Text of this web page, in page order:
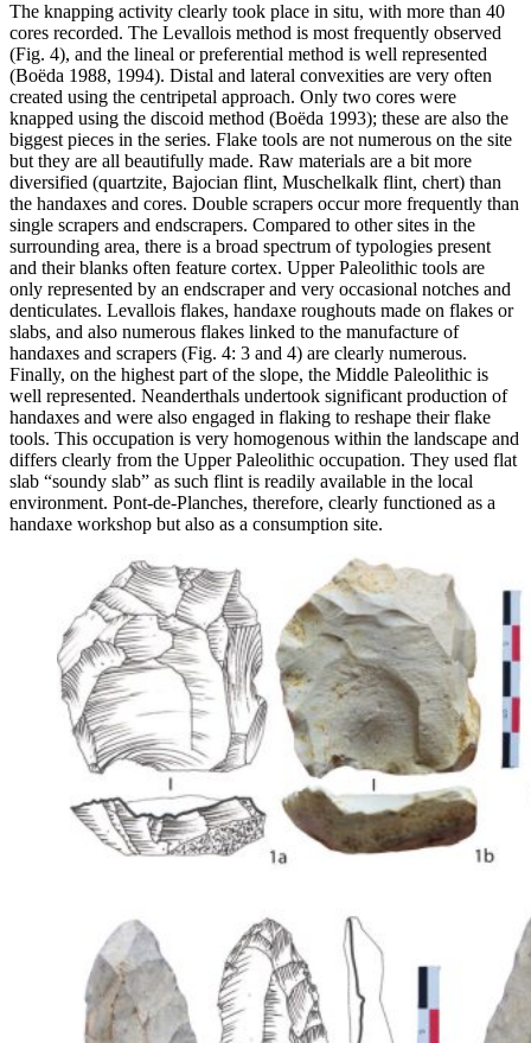
The knapping activity clearly took place in situ, with more than 40
cores recorded. The Levallois method is most frequently observed
(Fig. 4), and the lineal or preferential method is well represented
(Boëda 1988, 1994). Distal and lateral convexities are very often
created using the centripetal approach. Only two cores were
knapped using the discoid method (Boëda 1993); these are also the
biggest pieces in the series. Flake tools are not numerous on the site
but they are all beautifully made. Raw materials are a bit more
diversified (quartzite, Bajocian flint, Muschelkalk flint, chert) than
the handaxes and cores. Double scrapers occur more frequently than
single scrapers and endscrapers. Compared to other sites in the
surrounding area, there is a broad spectrum of typologies present
and their blanks often feature cortex. Upper Paleolithic tools are
only represented by an endscraper and very occasional notches and
denticulates. Levallois flakes, handaxe roughouts made on flakes or
slabs, and also numerous flakes linked to the manufacture of
handaxes and scrapers (Fig. 4: 3 and 4) are clearly numerous.
Finally, on the highest part of the slope, the Middle Paleolithic is
well represented. Neanderthals undertook significant production of
handaxes and were also engaged in flaking to reshape their flake
tools. This occupation is very homogenous within the landscape and
differs clearly from the Upper Paleolithic occupation. They used flat
slab “soundy slab” as such flint is readily available in the local
environment. Pont-de-Planches, therefore, clearly functioned as a
handaxe workshop but also as a consumption site.